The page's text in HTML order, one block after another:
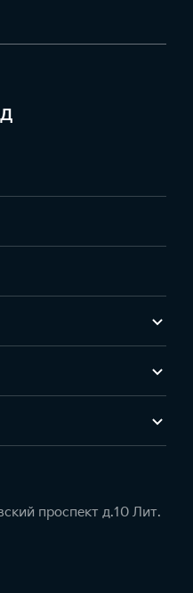
проспект д.10 Лит.